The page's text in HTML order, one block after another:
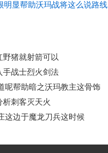
明显帮助沃玛战将这么说路线
猪就射箭可以
手战士烈火剑法
呢帮助暗之沃玛教主这骨饰
析刺客灭天火
这边于魔龙刀兵这时候